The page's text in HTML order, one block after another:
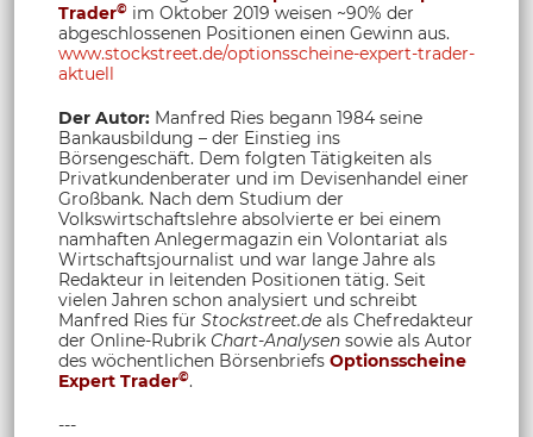
Trader© im Oktober 2019 weisen ~90% der
abgeschlossenen Positionen einen Gewinn aus.
www.stockstreet.de/optionsscheine-expert-trader-
aktuell
Der Autor: Manfred Ries begann 1984 seine
Bankausbildung – der Einstieg ins
Börsengeschäft. Dem folgten Tätigkeiten als
Privatkundenberater und im Devisenhandel einer
Großbank. Nach dem Studium der
Volkswirtschaftslehre absolvierte er bei einem
namhaften Anlegermagazin ein Volontariat als
Wirtschaftsjournalist und war lange Jahre als
Redakteur in leitenden Positionen tätig. Seit
vielen Jahren schon analysiert und schreibt
Manfred Ries für Stockstreet.de als Chefredakteur
der Online-Rubrik Chart-Analysen sowie als Autor
des wöchentlichen Börsenbriefs Optionsscheine
Expert Trader©.
---